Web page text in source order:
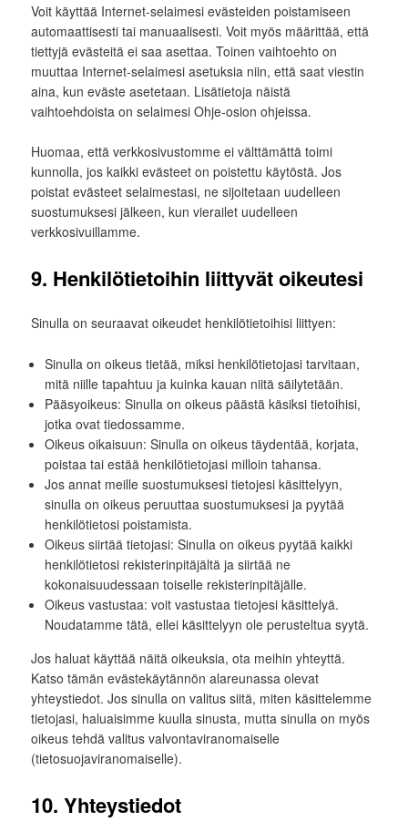
Voit käyttää Internet-selaimesi evästeiden poistamiseen
automaattisesti tai manuaalisesti. Voit myös määrittää, että
tiettyjä evästeitä ei saa asettaa. Toinen vaihtoehto on
muuttaa Internet-selaimesi asetuksia niin, että saat viestin
aina, kun eväste asetetaan. Lisätietoja näistä
vaihtoehdoista on selaimesi Ohje-osion ohjeissa.
Huomaa, että verkkosivustomme ei välttämättä toimi
kunnolla, jos kaikki evästeet on poistettu käytöstä. Jos
poistat evästeet selaimestasi, ne sijoitetaan uudelleen
suostumuksesi jälkeen, kun vierailet uudelleen
verkkosivuillamme.
9. Henkilötietoihin liittyvät oikeutesi
Sinulla on seuraavat oikeudet henkilötietoihisi liittyen:
Sinulla on oikeus tietää, miksi henkilötietojasi tarvitaan,
mitä niille tapahtuu ja kuinka kauan niitä säilytetään.
Pääsyoikeus: Sinulla on oikeus päästä käsiksi tietoihisi,
jotka ovat tiedossamme.
Oikeus oikaisuun: Sinulla on oikeus täydentää, korjata,
poistaa tai estää henkilötietojasi milloin tahansa.
Jos annat meille suostumuksesi tietojesi käsittelyyn,
sinulla on oikeus peruuttaa suostumuksesi ja pyytää
henkilötietosi poistamista.
Oikeus siirtää tietojasi: Sinulla on oikeus pyytää kaikki
henkilötietosi rekisterinpitäjältä ja siirtää ne
kokonaisuudessaan toiselle rekisterinpitäjälle.
Oikeus vastustaa: voit vastustaa tietojesi käsittelyä.
Noudatamme tätä, ellei käsittelyyn ole perusteltua syytä.
Jos haluat käyttää näitä oikeuksia, ota meihin yhteyttä.
Katso tämän evästekäytännön alareunassa olevat
yhteystiedot. Jos sinulla on valitus siitä, miten käsittelemme
tietojasi, haluaisimme kuulla sinusta, mutta sinulla on myös
oikeus tehdä valitus valvontaviranomaiselle
(tietosuojaviranomaiselle).
10. Yhteystiedot